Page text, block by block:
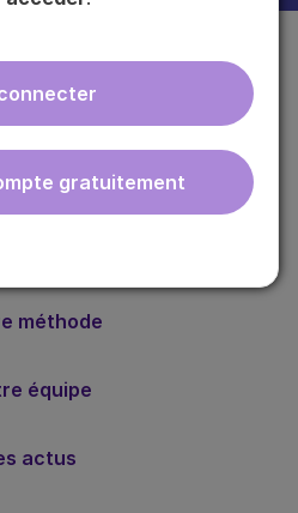
gratuitement
de connaissances médicales
méthode
équipe
actus